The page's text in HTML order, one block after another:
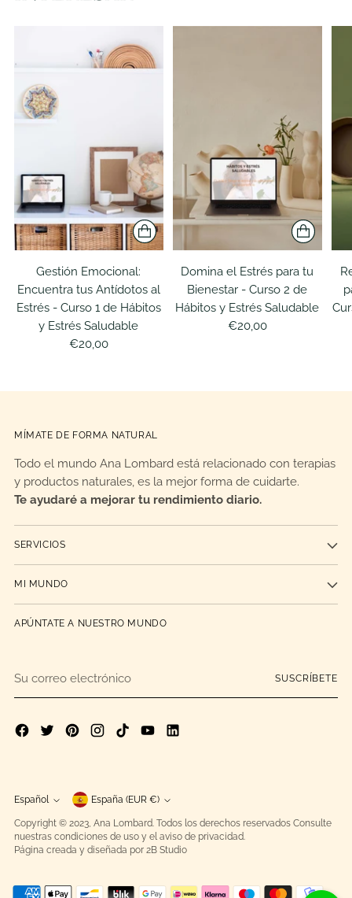
Gestión Emocional:
Encuentra tus Antídotos al
Estrés - Curso 1 de Hábitos
y Estrés Saludable
€20,00
Domina el Estrés para tu
Bienestar - Curso 2 de
Hábitos y Estrés Saludable
€20,00
MÍMATE DE FORMA NATURAL
Todo el mundo Ana Lombard está relacionado con terapias
y productos naturales, es la mejor forma de cuidarte.
Te ayudaré a mejorar tu rendimiento diario.
SERVICIOS
MI MUNDO
APÚNTATE A NUESTRO MUNDO
correo
electrónico
SUSCRÍBETE
idioma
Español moneda España (EUR €)
Copyright © 2023, Ana Lombard. Todos los derechos reservados Consulte
nuestras condiciones de uso y el aviso de privacidad.
Página creada y diseñada por 2B Studio